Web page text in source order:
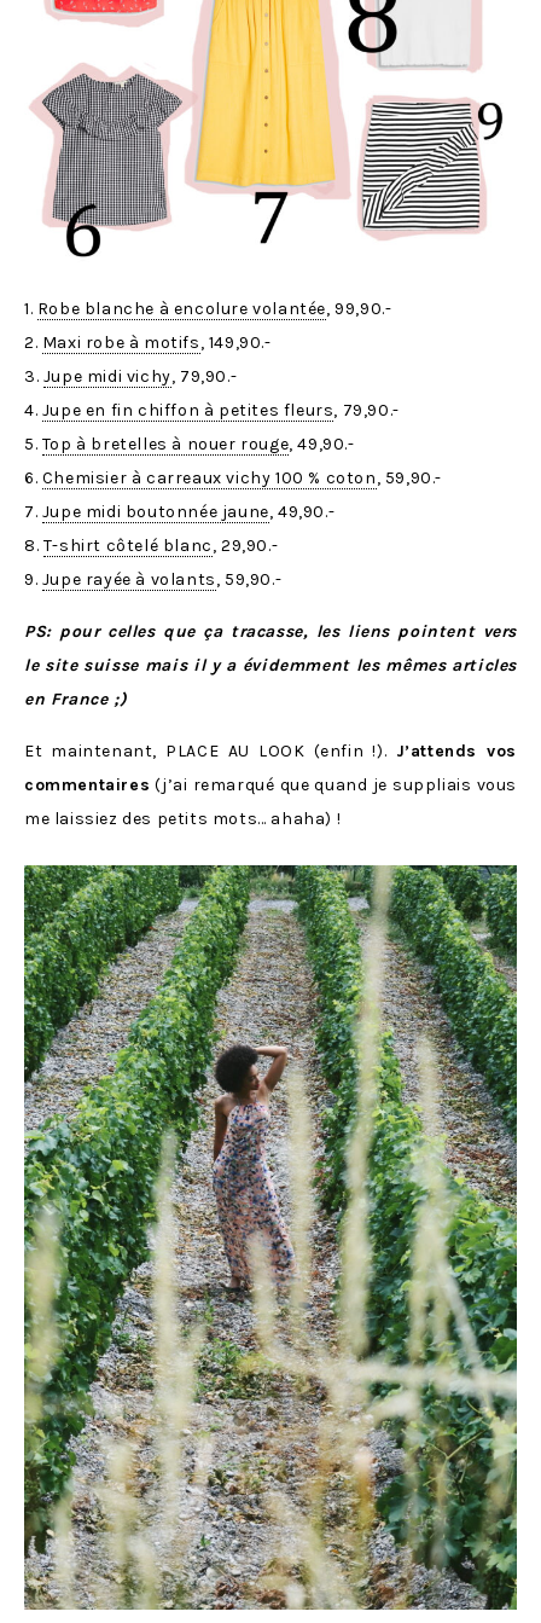
1. Robe blanche à encolure volantée, 99,90.-
2. Maxi robe à motifs, 149,90.-
3. Jupe midi vichy, 79,90.-
4. Jupe en fin chiffon à petites fleurs, 79,90.-
5. Top à bretelles à nouer rouge, 49,90.-
6. Chemisier à carreaux vichy 100 % coton, 59,90.-
7. Jupe midi boutonnée jaune, 49,90.-
8. T-shirt côtelé blanc, 29,90.-
9. Jupe rayée à volants, 59,90.-
PS: pour celles que ça tracasse, les liens pointent vers
le site suisse mais il y a évidemment les mêmes articles
en France ;)
Et maintenant, PLACE AU LOOK (enfin !). J’attends vos
commentaires (j’ai remarqué que quand je suppliais vous
me laissiez des petits mots… ahaha) !